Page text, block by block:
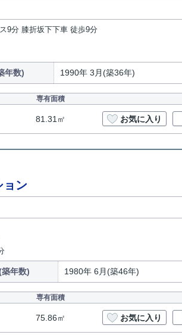
9分 膝折坂下下車 徒歩9分
年数) 1990年 3月(築36年)
専有面積
81.31㎡ お気に入り
ン
年数) 1980年 6月(築46年)
専有面積
75.86㎡ お気に入り